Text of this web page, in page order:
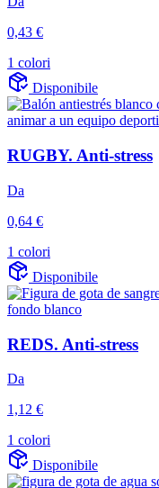
0,43 €
1 colori
Disponibile
RUGBY. Anti-stress
Da
0,64 €
1 colori
Disponibile
REDS. Anti-stress
Da
1,12 €
1 colori
Disponibile